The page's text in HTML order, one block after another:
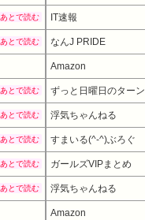
あとで読む IT速報
あとで読む なんJ PRIDE
Amazon
あとで読む ずっと日曜日のターン
あとで読む 浮気ちゃんねる
あとで読む すまいる(^-^)ぶろぐ
あとで読む ガールズVIPまとめ
あとで読む 浮気ちゃんねる
Amazon